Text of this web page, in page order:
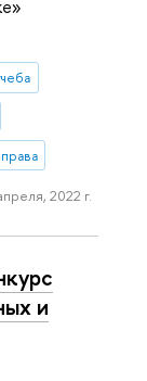
2022 г.
и